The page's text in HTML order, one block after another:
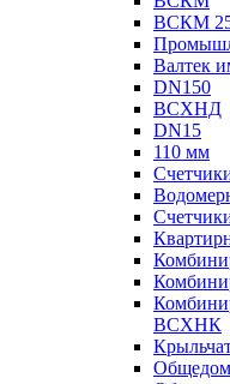
ВСКМ
Валтек
DN150
ВСХНД
DN15
110 мм
ВСХНК